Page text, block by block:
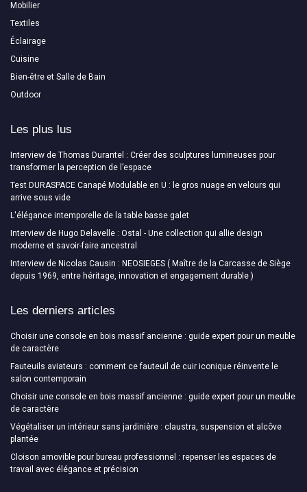
Mobilier
Textiles
Éclairage
Cuisine
Bien-être et Salle de Bain
Outdoor
Les plus lus
Interview de Thomas Durantel : Créer des sculptures lumineuses pour
transformer la perception de l’espace
Test DURASPACE Canapé Modulable en U : le gros nuage en velours qui
arrive sous vide
L'élégance intemporelle de la table basse galet
Interview de Hugo Delavelle : Ostal - Une collection qui allie design
moderne et savoir-faire ancestral
Interview de Nicolas Causin : NEOSIEGES ( Maître de la Carcasse de Siège
depuis 1969, entre héritage, innovation et engagement durable )
Les derniers articles
Choisir une console en bois massif ancienne : guide expert pour un meuble
de caractère
Fauteuils aviateurs : comment ce fauteuil de cuir iconique réinvente le
salon contemporain
Choisir une console en bois massif ancienne : guide expert pour un meuble
de caractère
Végétaliser un intérieur sans jardinière : claustra, suspension et alcôve
plantée
Cloison amovible pour bureau professionnel : repenser les espaces de
travail avec élégance et précision